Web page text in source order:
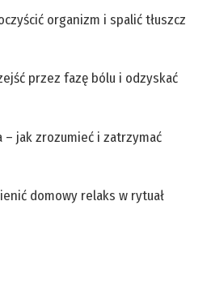
organizm i spalić tłuszcz
przez fazę bólu i odzyskać
jak zrozumieć i zatrzymać
domowy relaks w rytuał